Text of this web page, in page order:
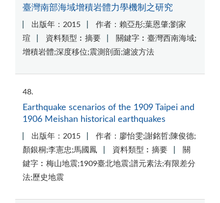
臺灣南部海域增積岩體力學機制之研究
出版年：2015
作者：賴亞彤;葉恩肇;劉家
瑄
資料類型︰摘要
關鍵字︰臺灣西南海域;
增積岩體;深度移位;震測剖面;濾波方法
48
Earthquake scenarios of the 1909 Taipei and
1906 Meishan historical earthquakes
出版年：2015
作者：廖怡雯;謝銘哲;陳俊德;
顏銀桐;李憲忠;馬國鳳
資料類型︰摘要
關
鍵字︰梅山地震;1909臺北地震;譜元素法;有限差分
法;歷史地震